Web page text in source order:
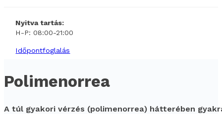
Nyitva tartás:
H-P: 08:00-21:00
Időpontfoglalás
Polimenorrea
A túl gyakori vérzés (polimenorrea) hátterében